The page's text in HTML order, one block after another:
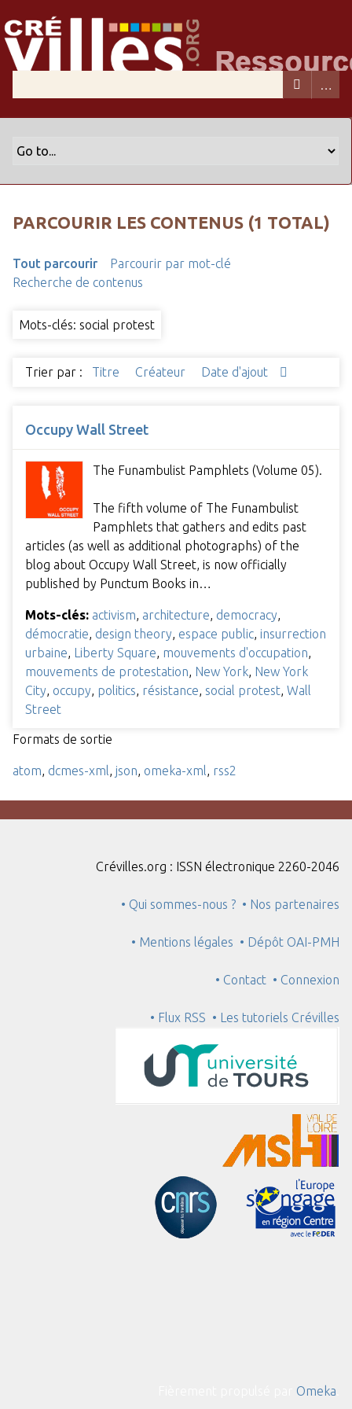
PARCOURIR LES CONTENUS (1 TOTAL)
Tout parcourir
Parcourir par mot-clé
Recherche de contenus
Mots-clés: social protest
Trier par : Titre Créateur Date d'ajout
Occupy Wall Street
The Funambulist Pamphlets (Volume 05).
The fifth volume of The Funambulist
Pamphlets that gathers and edits past
articles (as well as additional photographs) of the
blog about Occupy Wall Street, is now officially
published by Punctum Books in…
Mots-clés: activism architecture democracy
démocratie design theory espace public insurrection
urbaine Liberty Square mouvements d'occupation
mouvements de protestation New York New York
City occupy politics résistance social protest Wall
Street
Formats de sortie
atom dcmes-xml json omeka-xml rss2
Crévilles.org : ISSN électronique 2260-2046
• Qui sommes-nous ? • Nos partenaires
• Mentions légales • Dépôt OAI-PMH
• Contact • Connexion
• Flux RSS • Les tutoriels Crévilles
Omeka